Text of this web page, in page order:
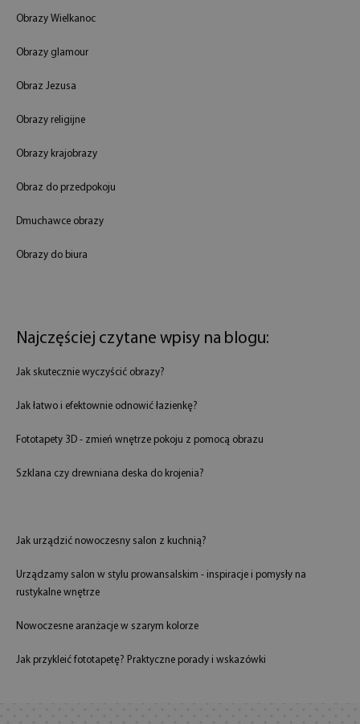
Obrazy Wielkanoc
Obrazy glamour
Obraz Jezusa
Obrazy religijne
Obrazy krajobrazy
Obraz do przedpokoju
Dmuchawce obrazy
Obrazy do biura
Najczęściej czytane wpisy na blogu:
Jak skutecznie wyczyścić obrazy?
Jak łatwo i efektownie odnowić łazienkę?
Fototapety 3D - zmień wnętrze pokoju z pomocą obrazu
Szklana czy drewniana deska do krojenia?
Jak urządzić nowoczesny salon z kuchnią?
Urządzamy salon w stylu prowansalskim - inspiracje i pomysły na
rustykalne wnętrze
Nowoczesne aranżacje w szarym kolorze
Jak przykleić fototapetę? Praktyczne porady i wskazówki